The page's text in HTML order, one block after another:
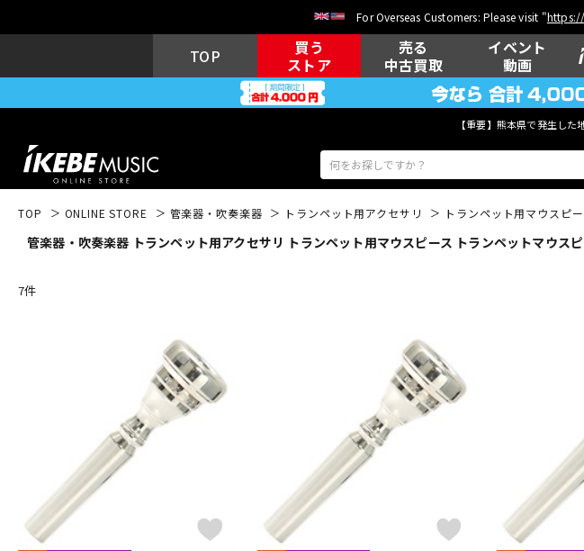
For Overseas Customers: Please visit "
TOP
買う
ストア
売る
中古買取
イベント
動画
【重要】熊本県で発生し
エレキギター アコギ/エレ ベース
キーボード
DJ機器
ヴィンテージ
TOP ONLINE STORE 管楽器・吹奏楽器 トランペット用アクセサリ トランペット用マウスピー
管楽器・吹奏楽器 トランペット用アクセサリ トランペット用マウスピース トランペットマウス
7件